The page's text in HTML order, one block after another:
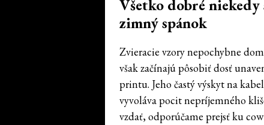
Všetko dobré niekedy
zimný spánok
Zvieracie vzory nepochybne
však začínajú pôsobiť dosť
printu. Jeho častý výskyt na
vyvoláva pocit nepríjemného
vzdať, odporúčame prejsť ku